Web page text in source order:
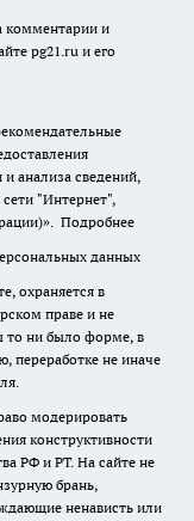
комментарии и
pg21.ru и его
анализа сведений,
"Интернет",
Подробнее
данных
охраняется в
праве и не
то ни было форме, в
переработке не иначе
модерировать
конструктивности
РФ и РТ. На сайте не
брань,
ненависть или